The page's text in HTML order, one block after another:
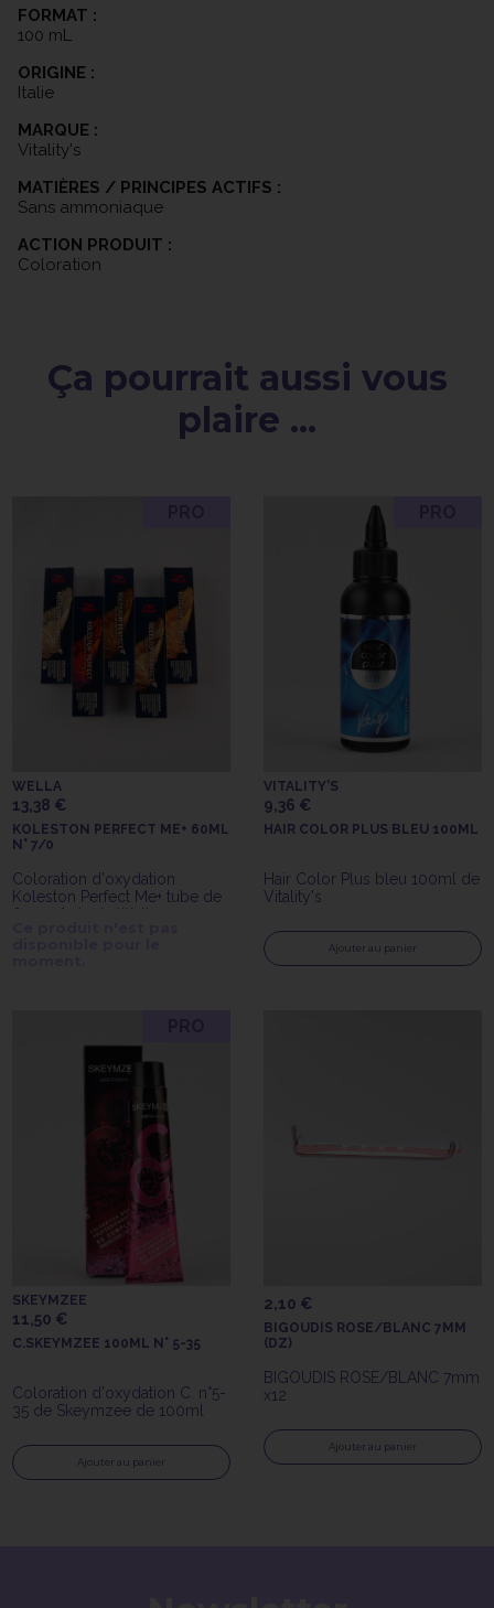
FORMAT :
100 mL
ORIGINE :
Italie
MARQUE :
Vitality's
MATIÈRES / PRINCIPES ACTIFS :
Sans ammoniaque
ACTION PRODUIT :
Coloration
Ça pourrait aussi vous
plaire ...
WELLA
13,38 €
KOLESTON PERFECT ME+ 60ML
N° 7/0
Coloration d'oxydation
Koleston Perfect Me+ tube de
60gr n°7/0 de Wella
VITALITY'S
9,36 €
HAIR COLOR PLUS BLEU 100ML
Hair Color Plus bleu 100ml de
Vitality's
Ajouter au panier
SKEYMZEE
11,50 €
C.SKEYMZEE 100ML N° 5-35
Coloration d'oxydation C. n°5-
35 de Skeymzee de 100ml
Ajouter au panier
2,10 €
BIGOUDIS ROSE/BLANC 7MM
(DZ)
BIGOUDIS ROSE/BLANC 7mm
x12
Ajouter au panier